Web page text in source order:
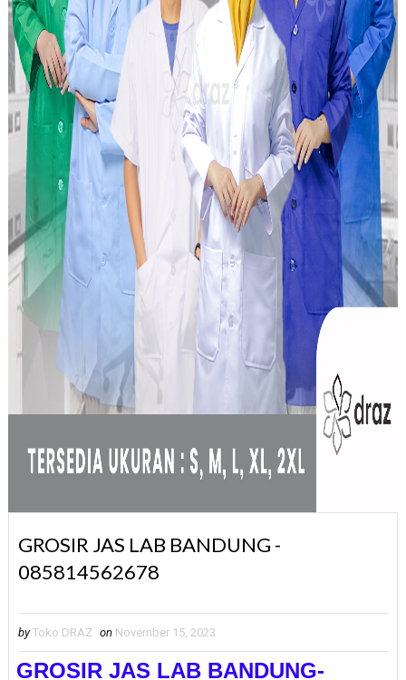
GROSIR JAS LAB BANDUNG -
085814562678
by Toko DRAZ on November 15, 2023
GROSIR JAS LAB BANDUNG-